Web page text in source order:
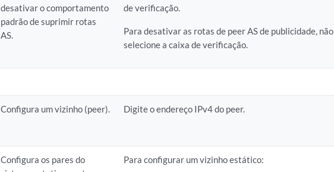
desativar o comportamento
padrão de suprimir rotas
AS.
de verificação.
Para desativar as rotas de peer AS de publicidade, não
selecione a caixa de verificação.
Configura um vizinho (peer). Digite o endereço IPv4 do peer.
Configura os pares do
Para configurar um vizinho estático: